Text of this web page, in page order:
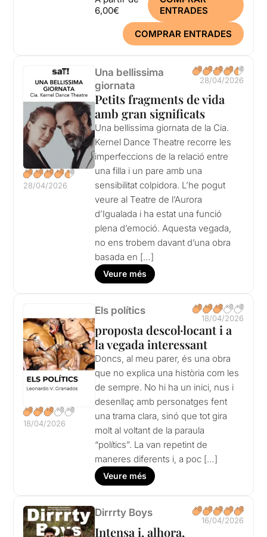
6,00€
ENTRADES
COMPRAR ENTRADES
28/04/2026
Una bellissima
giornata
28/04/2026
Petits fragments de vida
amb gran significats
Una bellissima giornata de la Cia.
Kernel Dance Theatre recorre les
imperfeccions de la relació entre
una filla i un pare amb una
sensibilitat colpidora. L’he pogut
veure al Teatre de l’Aurora
d’Igualada i ha estat una funció
plena d’emoció. Aquesta vegada,
no ens trobem davant d’una obra
basada en […]
Veure més
18/04/2026
Els polítics
18/04/2026
proposta descol·locant i a
la vegada interessant
Doncs, al meu parer, és una obra
que no explica una història com les
de sempre. No hi ha un inici, nus i
desenllaç amb personatges fent
una trama clara, sinó que tot gira
molt al voltant de la paraula
“polítics”. La van repetint de
maneres diferents i, a poc […]
Veure més
Dirrrty Boys
16/04/2026
Intensa i, alhora,